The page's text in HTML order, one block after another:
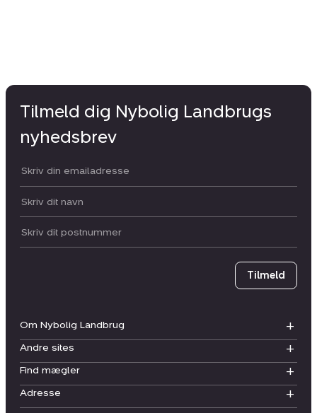
Om Nybolig Landbrug
Andre sites
Find mægler
Adresse
Tilmeld dig Nybolig Landbrugs
nyhedsbrev
Din email:
Dit navn:
Postnummer
Tilmeld